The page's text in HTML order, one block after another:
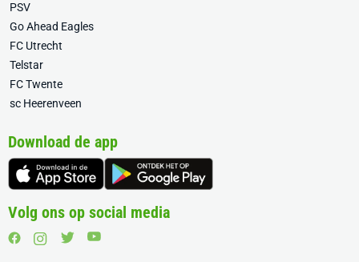
PSV
Go Ahead Eagles
FC Utrecht
Telstar
FC Twente
sc Heerenveen
Download de app
Volg ons op social media